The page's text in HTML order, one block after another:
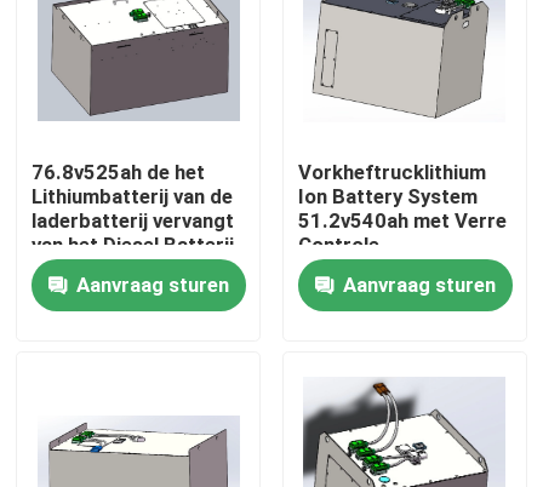
Producten
De Batterij van het vorkheftrucklithium
De Batterij van het jachtlithium
Het Lithiumbatterij van de energieopslag
Graafwerktuig Battery
76.8v525ah de het
Lithiumbatterij van de
laderbatterij vervangt
van het Diesel Batterij
Lood de Zure Lithium
Aanvraag sturen
Vorkheftrucklithium
Ion Battery System
51.2v540ah met Verre
Controle
Aanvraag sturen